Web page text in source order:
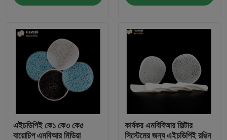
আমাদের সাথে যোগাযোগ করুন
ব্লগ
উদ্ধৃতির জন্য আবেদন
এমবিবিআর ফিল্টার মিডিয়া
এমবিবিআর বায়ো মিডিয়া
এইচডিপিই কে১ কে৩ কে৫
বায়োচিপ এমবিআর মিডিয়া
কার্যকর এমবিবিআর ফিল্টার
সিস্টেমের জন্য এইচডিপিই রঙিন